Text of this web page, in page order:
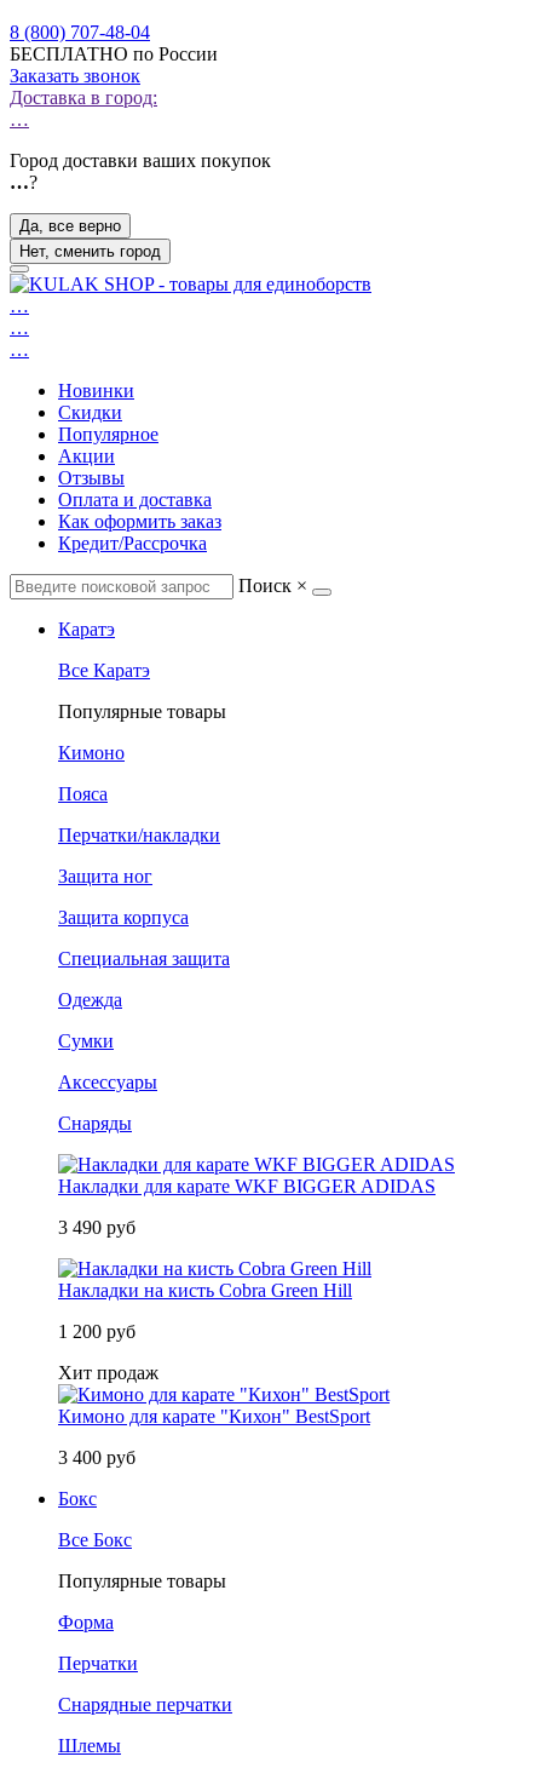
8 (800) 707-48-04
БЕСПЛАТНО по России
Заказать звонок
Доставка в город:
…
Город доставки ваших покупок
…?
Да, все верно
Нет, сменить город
…
…
…
Новинки
Скидки
Популярное
Акции
Отзывы
Оплата и доставка
Как оформить заказ
Кредит/Рассрочка
Поиск ×
Каратэ
Все Каратэ
Популярные товары
Кимоно
Пояса
Перчатки/накладки
Защита ног
Защита корпуса
Специальная защита
Одежда
Сумки
Аксессуары
Снаряды
Накладки для карате WKF BIGGER ADIDAS
3 490 руб
Накладки на кисть Cobra Green Hill
1 200 руб
Хит продаж
Кимоно для карате "Кихон" BestSport
3 400 руб
Бокс
Все Бокс
Популярные товары
Форма
Перчатки
Снарядные перчатки
Шлемы